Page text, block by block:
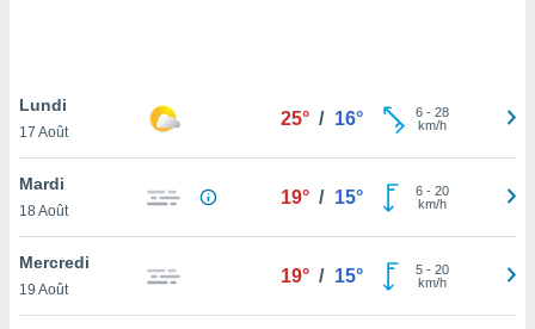
pas
de
à
cas,
que
Lundi
17 Août
25° / 16° 6- 28
km/h
Mardi
18 Août
19° / 15° 6- 20
km/h
Mercredi
19 Août
19° / 15° 5- 20
km/h